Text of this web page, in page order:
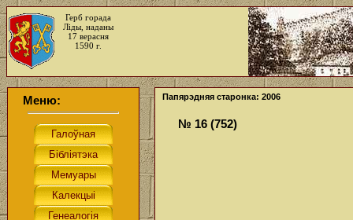
Герб горада
Ліды, наданы
17 верасня
1590 г.
Меню: Папярэдняя старонка: 2006
№ 16 (752)